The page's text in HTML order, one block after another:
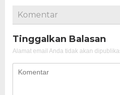
Komentar
Tinggalkan Balasan
Alamat email Anda tidak akan